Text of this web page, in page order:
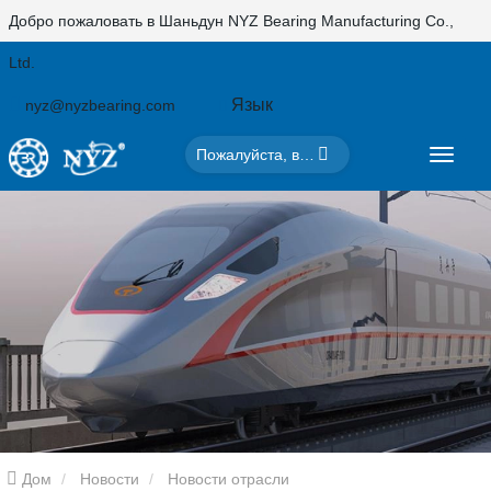
Добро пожаловать в Шаньдун NYZ Bearing Manufacturing Co.,
Ltd.
nyz@nyzbearing.com Язык
Дом Новости Новости отрасли